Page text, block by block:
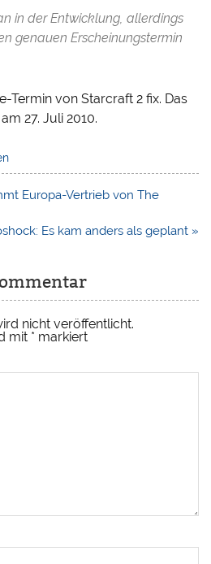
in der Entwicklung, allerdings
genauen Erscheinungstermin
Termin von Starcraft 2 fix. Das
27. Juli 2010.
Europa-Vertrieb von The
Es kam anders als geplant »
nicht veröffentlicht.
mit * markiert